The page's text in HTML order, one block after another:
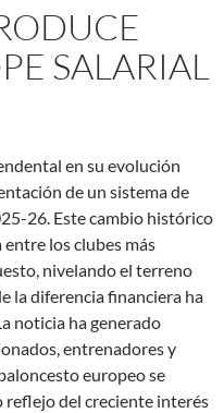
SALARIAL
en su evolución
de un sistema de
26. Este cambio histórico
los clubes más
nivelando el terreno
la diferencia financiera ha
noticia ha generado
entrenadores y
europeo se
reflejo del creciente interés